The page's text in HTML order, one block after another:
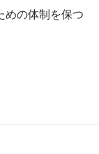
めの体制を保つ